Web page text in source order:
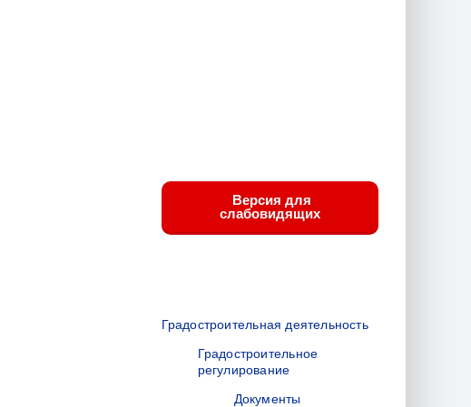
Версия для
слабовидящих
Градостроительная деятельность
Градостроительное
регулирование
Документы